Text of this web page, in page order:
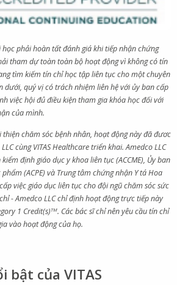
học phải hoàn tất đánh giá khi tiếp nhận chứng
tham dự toàn toàn bộ hoạt động vì không có tín
tìm kiếm tín chỉ học tập liên tục cho một chuyên
dưới, quý vị có trách nhiệm liên hệ với ủy ban cấp
việc hội đủ điều kiện tham gia khóa học đối với
của mình.
chăm sóc bệnh nhân, hoạt động này đã đươc
cùng VITAS Healthcare triển khai. Amedco LLC
định giáo dục y khoa liên tục (ACCME), Ủy ban
(ACPE) và Trung tâm chứng nhận Y tá Hoa
việc giáo dục liên tục cho đội ngũ chăm sóc sức
- Amedco LLC chỉ định hoạt động trực tiếp này
1 Credit(s)TM. Các bác sĩ chỉ nên yêu cầu tín chỉ
vào hoạt động của họ.
bật của VITAS